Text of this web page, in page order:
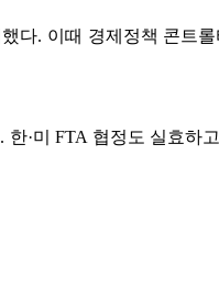
다. 이때 경제정책 콘트
·미 FTA 협정도 실효하